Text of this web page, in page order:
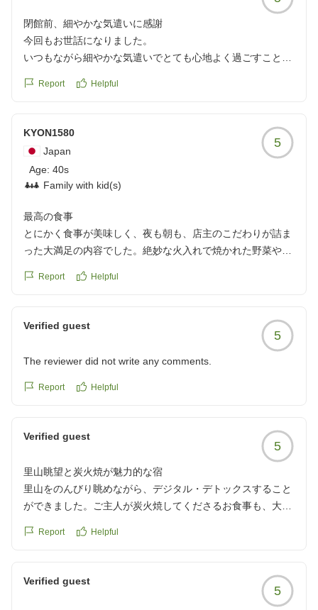
閉館前、細やかな気遣いに感謝
今回もお世話になりました。
いつもながら細やかな気遣いでとても心地よく過ごすことが
今回は閉館のご案内を頂いてなんとか滑り込み予約が取れま
クチコミの詳細はこちらから
https://review.travel.rakuten.co.jp/hotel/voice/128527?
reviewId=33123476973263
Report Helpful
KYON1580
Japan
Age: 40s
Family with kid(s)
5
最高の食事
とにかく食事が美味しく、夜も朝も、店主のこだわりが詰ま
った大満足の内容でした。絶妙な火入れで焼かれた野菜や魚
ベル。店主がテキパキと無駄なく動き、1番良いタイミング
き嫌いがはっきりしている相方も、今回は珍しくおかわりす
るほど。帰り道でも美味しい食事だったと何度も言っていた
ので、それほど印象的であったのだと思います。お部屋は
広々としていて清潔感があり、大切にされてきた事が伝わっ
てきます。昼は里山の風景に癒されながら、夜は満天の星空
素晴らしい体験をありがとうございました。
https://review.travel.rakuten.co.jp/hotel/voice/128527?
reviewId=33123476752497
Report Helpful
Verified guest
5
The reviewer did not write any comments.
Report Helpful
Verified guest
5
里山眺望と炭火焼が魅力的な宿
里山をのんびり眺めながら、デジタル・デトックスすること
ができました。ご主人が炭火焼してくださるお食事も、大変
いお宿です。
Report Helpful
Verified guest
5